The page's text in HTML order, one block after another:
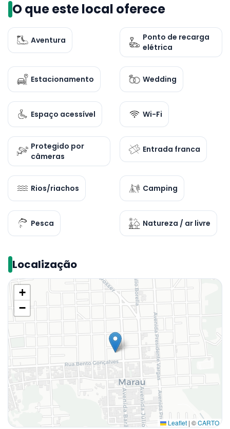
O que este local oferece
Aventura
Ponto de recarga
elétrica
Estacionamento Wedding
Espaço acessível Wi-Fi
Protegido por
câmeras
Entrada franca
Rios/riachos Camping
Pesca Natureza / ar livre
Localização
+
−
Leaflet | ©CARTO